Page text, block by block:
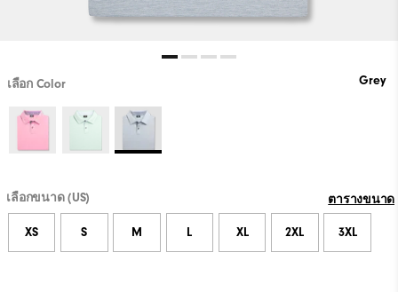
เลือก Color Grey
เลือกขนาด (US) ตารางขนาด
XS S M L XL 2XL 3XL